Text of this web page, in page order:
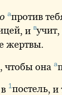
апротив
, и вучит,
жертвы.
чтобы она а
1постель ,